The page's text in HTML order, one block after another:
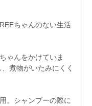
ちゃんのない生活
ゃんをかけていま
煮物がいたみにくく
。シャンプーの際に